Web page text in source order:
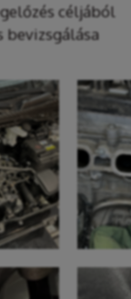
céljából
bevizsgálása